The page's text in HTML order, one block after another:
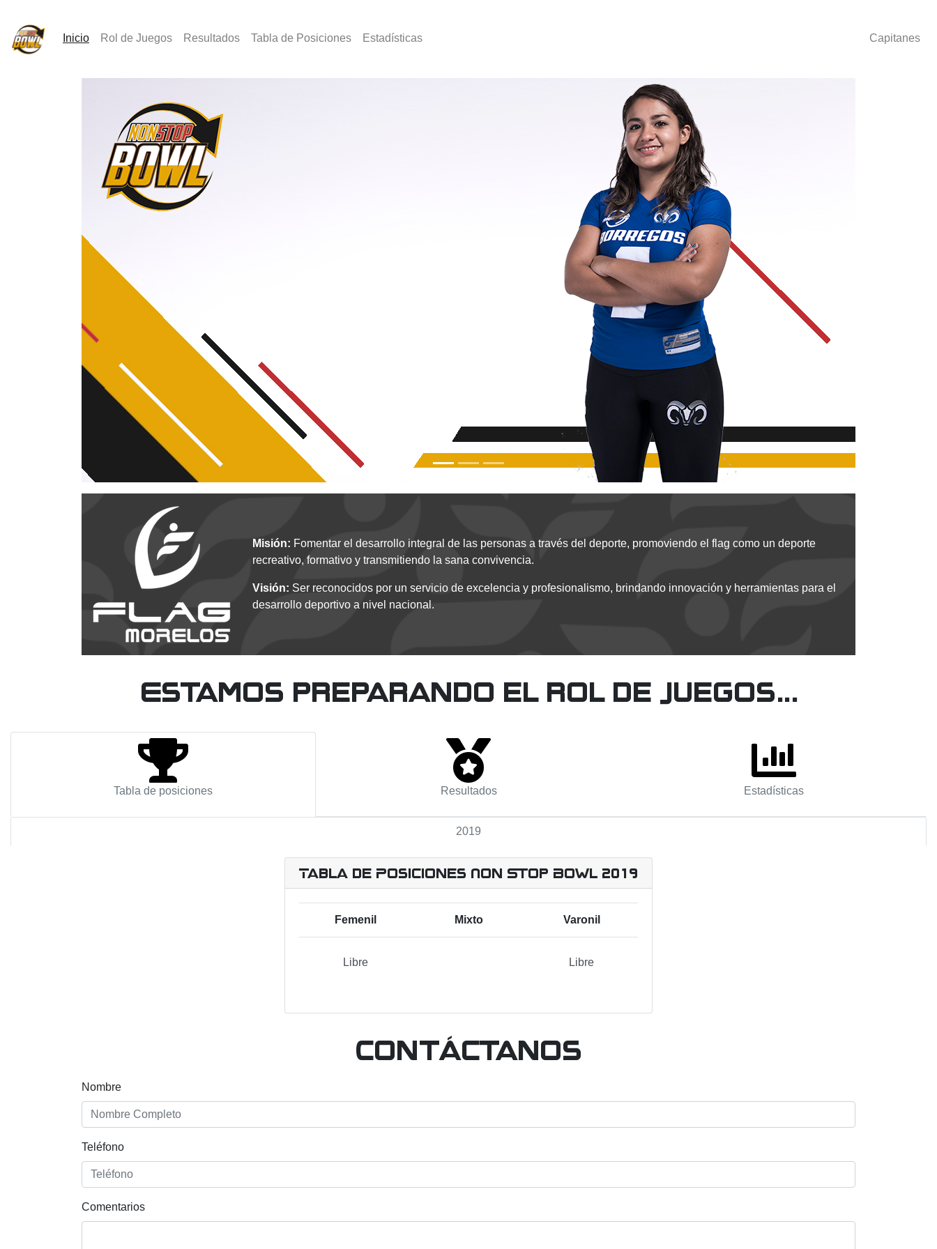
Inicio(activo)
Rol de Juegos Resultados Tabla de Posiciones Estadísticas Capitanes
Misión: Fomentar el desarrollo integral de las personas a través del deporte, promoviendo el flag como un deporte
recreativo, formativo y transmitiendo la sana convivencia.
Visión: Ser reconocidos por un servicio de excelencia y profesionalismo, brindando innovación y herramientas para el
desarrollo deportivo a nivel nacional.
Estamos preparando el rol de juegos...
Tabla de posiciones Resultados Estadísticas
2019
Tabla de Posiciones Non Stop Bowl 2019
Femenil Mixto Varonil
Libre Libre
Contáctanos
Nombre
Teléfono
Comentarios